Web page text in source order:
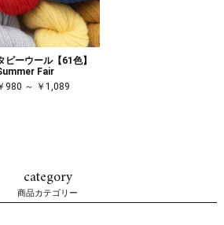
ピーウール【61色】
Fair
980 ～ ￥1,089
category
商品カテゴリー